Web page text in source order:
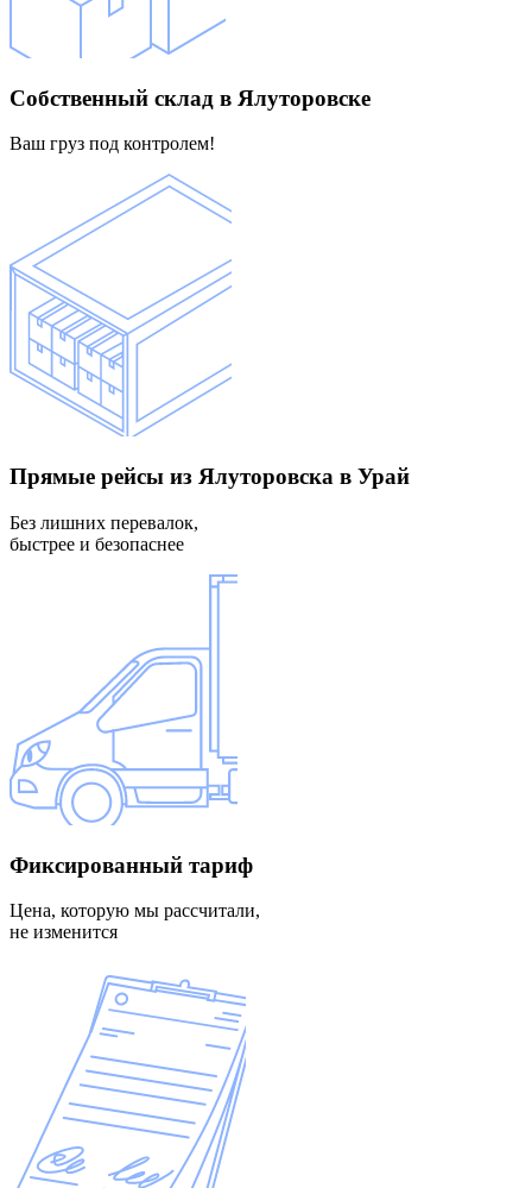
Собственный склад в Ялуторовске
Ваш груз под контролем!
Прямые рейсы из Ялуторовска в Урай
Без лишних перевалок,
быстрее и безопаснее
Фиксированный тариф
Цена, которую мы рассчитали,
не изменится